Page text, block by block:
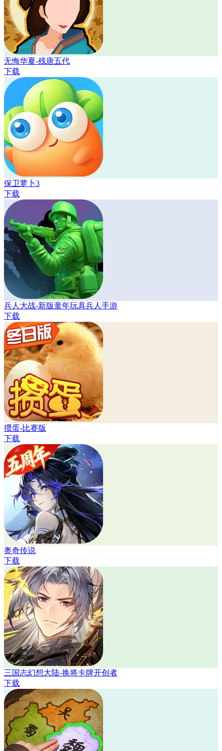
无悔华夏-残唐五代
下载
保卫萝卜3
下载
兵人大战-新版童年玩具兵人手游
下载
掼蛋-比赛版
下载
奥奇传说
下载
三国志幻想大陆-换将卡牌开创者
下载